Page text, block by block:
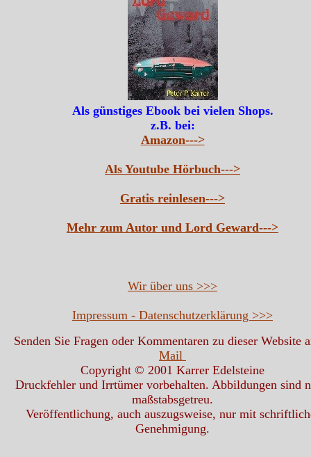
Als günstiges Ebook bei vielen Shops.
z.B. bei:
Amazon--->
Als Youtube Hörbuch--->
Gratis reinlesen--->
Mehr zum Autor und Lord Geward--->
Wir über uns >>>
Impressum - Datenschutzerklärung >>>
Senden Sie Fragen oder Kommentaren zu dieser Website
Mail
Copyright © 2001 Karrer Edelsteine
Druckfehler und Irrtümer vorbehalten. Abbildungen sind
maßstabsgetreu.
Veröffentlichung, auch auszugsweise, nur mit
Genehmigung.